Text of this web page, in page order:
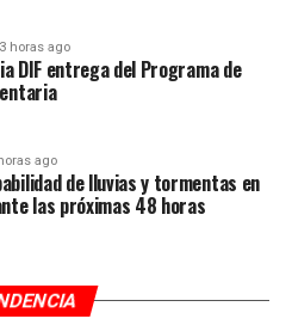
horas ago
DIF entrega del Programa de
ago
de lluvias y tormentas en
las próximas 48 horas